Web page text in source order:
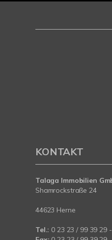
KONTAKT
Talaga Immobilien
Shamrockstraße 24
44623 Herne
Tel.: 0 23 23 / 99 39 29